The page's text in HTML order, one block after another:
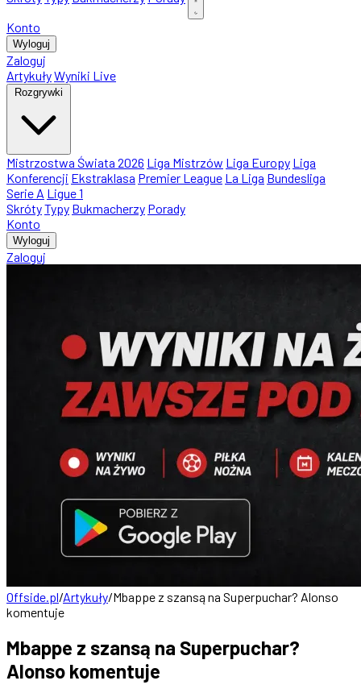
Konto
Wyloguj
Zaloguj
ArtykułyWyniki Live
Rozgrywki
Mistrzostwa Świata 2026 Liga Mistrzów Liga Europy Liga
Konferencji Ekstraklasa Premier League La Liga Bundesliga
Serie A Ligue 1
SkrótyTypy Bukmacherzy Porady
Konto
Wyloguj
Zaloguj
Offside.pl/Artykuły/Mbappe z szansą na Superpuchar? Alonso
komentuje
Mbappe z szansą na Superpuchar?
Alonso komentuje